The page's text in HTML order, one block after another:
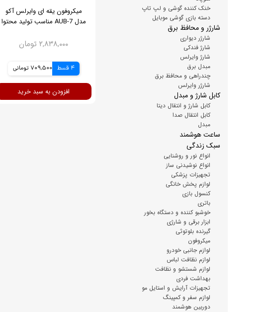
میکروفون یقه ای وایرلس آکو
مدل AUB-7 مناسب تولید محتوا
۲,۸۳۸,۰۰۰ تومان
4 قسط 709,500 تومانی
افزودن به سبد خرید
خنک کننده گوشی و لپ تاپ
دسته بازی گوشی موبایل
شارژر و محافظ برق
شارژر دیواری
شارژ فندکی
شارژ وایرلس
مبدل برق
چندراهی و محافظ برق
شارژر وایرلس
کابل شارژ و مبدل
کابل شارژ و انتقال دیتا
کابل انتقال صدا
مبدل
ساعت هوشمند
سبک زندگی
انواع نور و روشنایی
انواع نوشیدنی ساز
تجهیزات پزشکی
لوازم پخش خانگی
کنسول بازی
باتری
خوشبو کننده و دستگاه بخور
ابزار برقی و شارژی
گیرنده بلوتوثی
میکروفون
لوازم جانبی خودرو
لوازم نظافت لباس
لوازم شستشو و نظافت
بهداشت فردی
تجهیزات آرایش و استایل مو
لوازم سفر و کمپینگ
دوربین هوشمند